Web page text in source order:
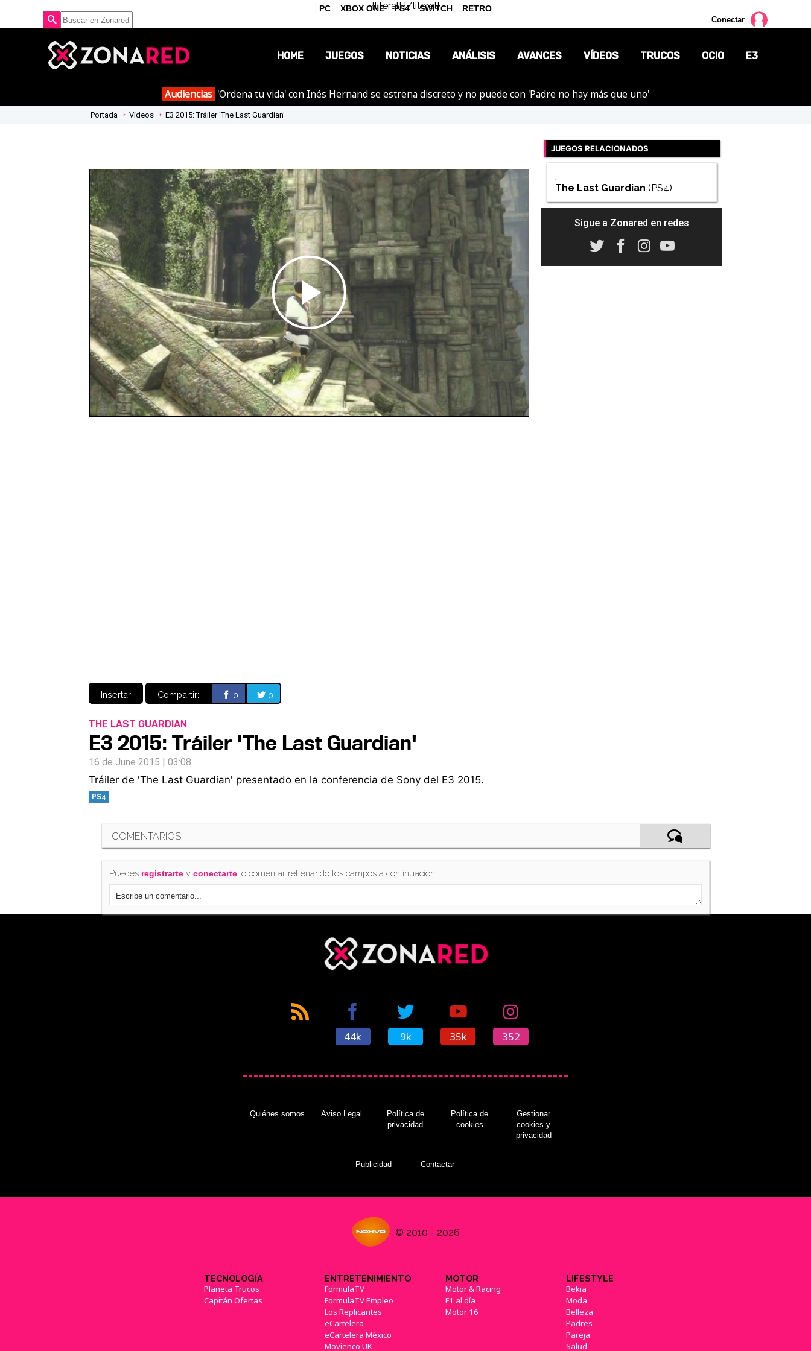
{literal}{/literal}
Conectar
HOME JUEGOS NOTICIAS
OPINIÓN
ANÁLISIS AVANCES VÍDEOS TRUCOS OCIO E3
Audiencias 'Ordena tu vida' con Inés Hernand se estrena discreto y no puede con 'Padre no hay más que uno'
Portada Vídeos E3 2015: Tráiler 'The Last Guardian'
Play
Video
Insertar Compartir: 0 0
THE LAST GUARDIAN
E3 2015: Tráiler 'The Last Guardian'
16 de June 2015 | 03:08
Tráiler de 'The Last Guardian' presentado en la conferencia de Sony del E3 2015.
PS4
JUEGOS RELACIONADOS
The Last Guardian (PS4)
Sigue a Zonared en redes
COMENTARIOS
Puedes registrartey conectarte, o comentar rellenando los campos a continuación.
PC XBOX ONE PS4 SWITCH RETRO
44k 9k 35k 352
Quiénes somos Aviso Legal
Política de
privacidad
Política de
cookies
Gestionar
cookies y
privacidad
Publicidad Contactar
© 2010 - 2026
TECNOLOGÍA
Planeta Trucos
Capitán Ofertas
ENTRETENIMIENTO
FormulaTV
FormulaTV Empleo
Los Replicantes
eCartelera
eCartelera México
Movienco UK
MOTOR
Motor & Racing
F1 al día
Motor 16
LIFESTYLE
Bekia
Moda
Belleza
Padres
Pareja
Salud